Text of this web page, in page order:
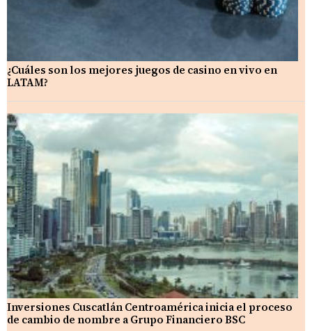
¿Cuáles son los mejores juegos de casino en vivo en
LATAM?
Inversiones Cuscatlán Centroamérica inicia el proceso
de cambio de nombre a Grupo Financiero BSC